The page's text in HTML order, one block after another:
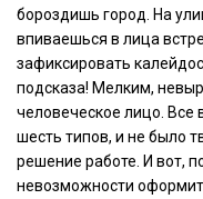
бороздишь город. На
впиваешься в лица
зафиксировать
подсказа! Мелким,
человеческое лицо. Все
шесть типов, и не было
решение работе. И вот,
невозможности